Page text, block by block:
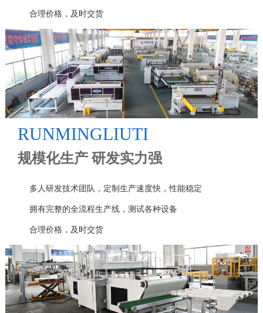
合理价格，及时交货
RUNMINGLIUTI
规模化生产 研发实力强
多人研发技术团队，定制生产速度快，性能稳定
拥有完整的全流程生产线，测试各种设备
合理价格，及时交货